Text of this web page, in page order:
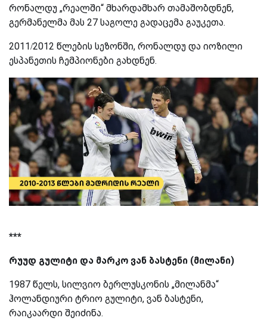
რონალდუ „რეალში“ მხარდამხარ თამაშობდნენ,
გერმანელმა მას 27 საგოლე გადაცემა გაუკეთა.
2011/2012 წლების სეზონში, რონალდუ და იოზილი
ესპანეთის ჩემპიონები გახდნენ.
***
რუუდ გულიტი და მარკო ვან ბასტენი (მილანი)
1987 წელს, სილვიო ბერლუსკონის „მილანმა“
ჰოლანდიური ტრიო გულიტი, ვან ბასტენი,
რაიკაარდი შეიძინა.